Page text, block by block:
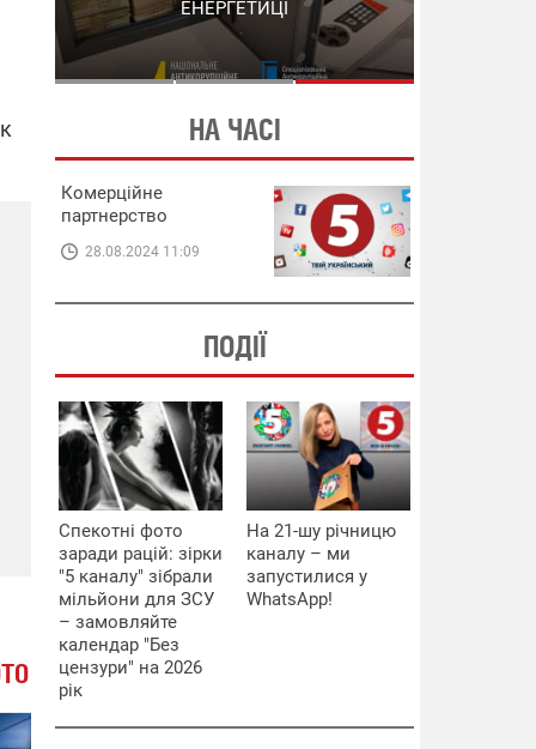
СХЕМИ В ЕНЕРГЕТИЦІ
ЕНЕРГЕТИЦІ
НА ЧАСІ
Комерційне
партнерство
28.08.2024 11:09
ПОДІЇ
Спекотні фото
заради рацій: зірки
"5 каналу" зібрали
мільйони для ЗСУ
– замовляйте
календар "Без
цензури" на 2026
рік
На 21-шу річницю
каналу – ми
запустилися у
WhatsApp!